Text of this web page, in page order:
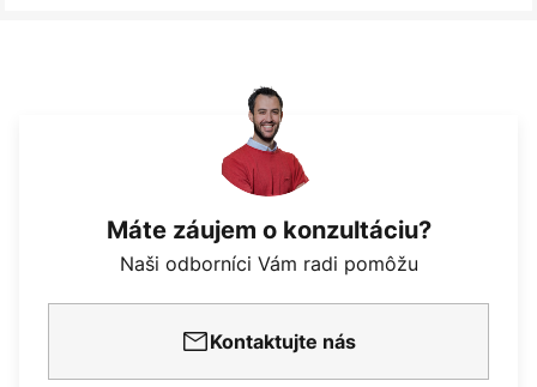
Máte záujem o konzultáciu?
Naši odborníci Vám radi pomôžu
Kontaktujte nás